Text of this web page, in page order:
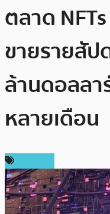
ตลาด
ขายรายสัป
ล้านดอลลา
หลายเดือน